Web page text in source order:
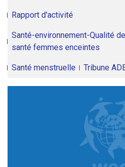
Rapport d'activité
Santé-environnement-Qualité
santé femmes enceintes
Santé menstruelle Tribune